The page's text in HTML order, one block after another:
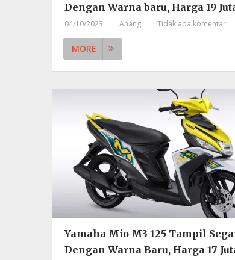
Dengan Warna baru, Harga 19
04/10/2023 Anang Tidak ada komentar
MORE
Yamaha Mio M3 125 Tampil
Dengan Warna Baru, Harga 17